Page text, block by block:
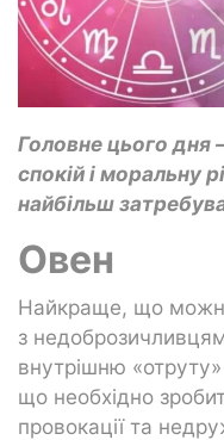
Головне цього дня
спокій і моральну
найбільш
Овен
Найкраще, що
з
внутрішню
що необхідно
провокації та